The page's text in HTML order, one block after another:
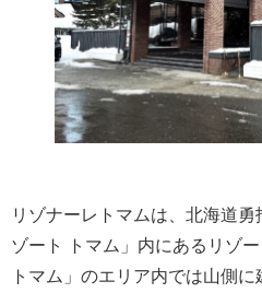
リゾナーレトマムは、北海道
ゾート トマム」内にあるリゾ
トマム」のエリア内では山側